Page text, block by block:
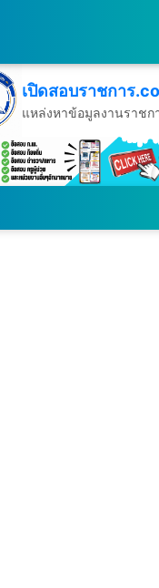
เปิดสอบราชการ
แหล่งหาข้อมูลงานราชก
วันพฤหัสบดีที่ 6 เดือนสิงหาคม